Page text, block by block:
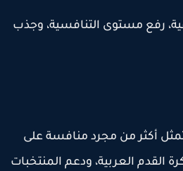
رفع مستوى التنافسية، وجذب
أكثر من مجرد منافسة على
العربية، ودعم المنتخبات